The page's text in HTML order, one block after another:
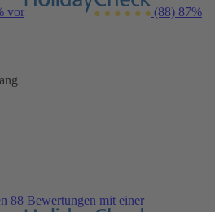
vor (88) 87%
88 Bewertungen mit einer